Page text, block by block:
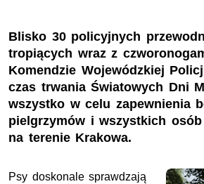
Blisko 30 policyjnych
tropiących wraz z
Komendzie Wojewódzkiej
czas trwania Światowych Dni
wszystko w celu zapewnienia
pielgrzymów i wszystkich
na terenie Krakowa.
Psy doskonale sprawdzają